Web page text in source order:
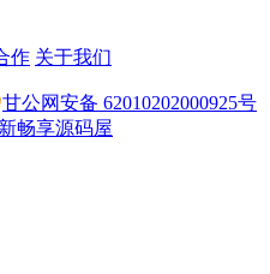
作 关于我们
甘公网安备 62010202000925号
新畅享源码屋